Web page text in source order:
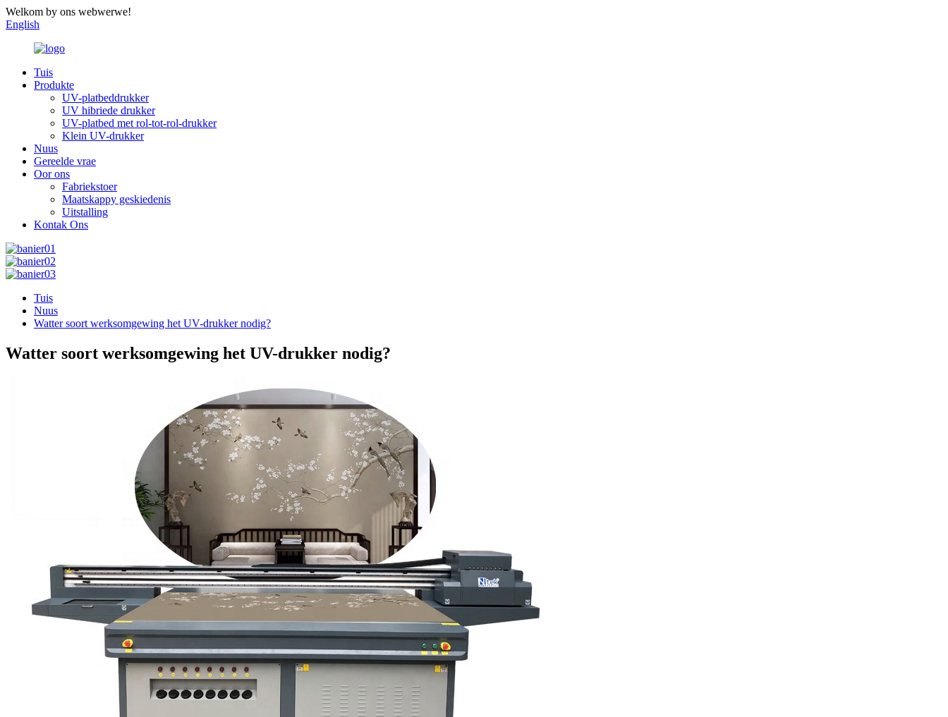
Welkom by ons webwerwe!
English
Tuis
Produkte
UV-platbeddrukker
UV hibriede drukker
UV-platbed met rol-tot-rol-drukker
Klein UV-drukker
Nuus
Gereelde vrae
Oor ons
Fabriekstoer
Maatskappy geskiedenis
Uitstalling
Kontak Ons
Tuis
Nuus
Watter soort werksomgewing het UV-drukker nodig?
Watter soort werksomgewing het UV-drukker nodig?